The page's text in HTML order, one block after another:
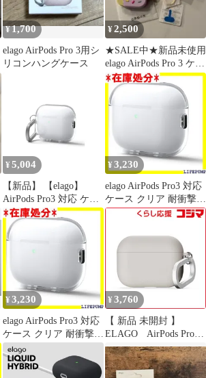
¥1,700
elago AirPods Pro 3用シ
リコンハングケース
¥2,500
★SALE中★新品未使用
elago AirPods Pro 3 ケー
ス
¥ 5,004
【新品】 【elago】
AirPods Pro3 対応 ケー
ス クリア 耐衝撃 落下
防止 カラビナ 付 おし
ゃれ カバー ワイヤレス
充電 対応 シンプル ク
リアケース [ AirPods
Pro 3 エアーポッズプロ
3 エアポッツプロ 第3世
代 対応 ] 1
¥ 3,230
elago AirPods Pro3 対応
ケース クリア 耐衝撃
傷防止 おしゃれ カバー
ンプル クリアケース
AirPods Pro 3 エアーポ
ッズプロ3 エアポッツ
プロ 第3世代 対応 case
CLEA スパレント 2718
¥ 3,230
elago AirPods Pro3 対応
ケース クリア 耐衝撃
傷防止 おしゃれ カバー
ワイヤレス充電 対応 シ
ンプル クリアケース
¥ 3,760
【 新品 未開封 】
ELAGO AirPods Pro3
対応 ケース シリコン
耐衝撃 ハイブリッド 落
下防止 カラビナ 付 ス